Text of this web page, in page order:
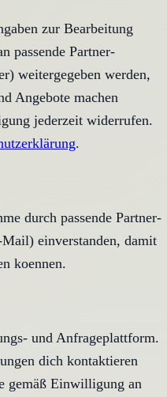
zur Bearbeitung
passende Partner-
weitergegeben werden,
Angebote machen
jederzeit widerrufen.
.
durch passende Partner-
einverstanden, damit
koennen.
und Anfrageplattform.
dich kontaktieren
gemäß Einwilligung an